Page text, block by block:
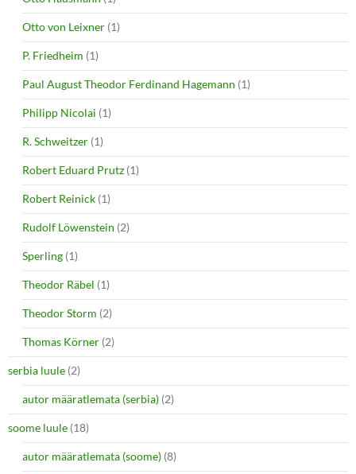
Otto von Leixner (1)
P. Friedheim (1)
Paul August Theodor Ferdinand Hagemann (1)
Philipp Nicolai (1)
R. Schweitzer (1)
Robert Eduard Prutz (1)
Robert Reinick (1)
Rudolf Löwenstein (2)
Sperling (1)
Theodor Räbel (1)
Theodor Storm (2)
Thomas Körner (2)
serbia luule (2)
autor määratlemata (serbia) (2)
soome luule (18)
autor määratlemata (soome) (8)